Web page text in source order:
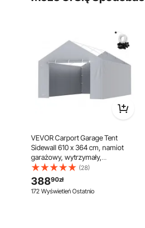
VEVOR Carport Garage Tent
Sidewall 610 x 364 cm, namiot
garażowy, wytrzymały,
wodoodporny i zabezpieczony
przed promieniowaniem UV, szary
(góra i rama nie są dołączone)
(28)
38890zł
172 Wyświetleń Ostatnio